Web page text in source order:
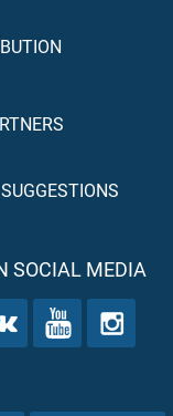
SOCIAL MEDIA